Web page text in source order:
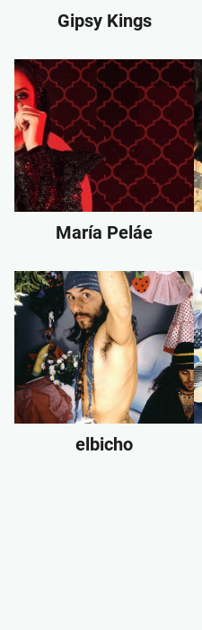
Gipsy Kings
María Peláe
elbicho